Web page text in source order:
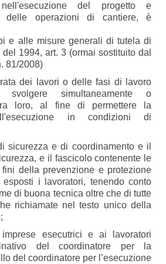
del progetto e
delle operazioni di cantiere, è
e alle misure generali di tutela di
1994, art. 3 (ormai sostituito dal
81/2008)
dei lavori o delle fasi di lavoro
simultaneamente o
tra loro, al fine di permettere la
in condizioni di
sicurezza e di coordinamento e il
e il fascicolo contenente le
della prevenzione e protezione
i lavoratori, tenendo conto
di buona tecnica oltre che di tutte
richiamate nel testo unico della
esecutrici e ai lavoratori
del coordinatore per la
del coordinatore per l’esecuzione